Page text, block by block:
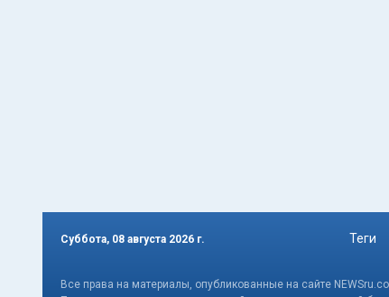
Суббота, 08 августа 2026 г. Теги
Все права на материалы, опубликованные на сайте